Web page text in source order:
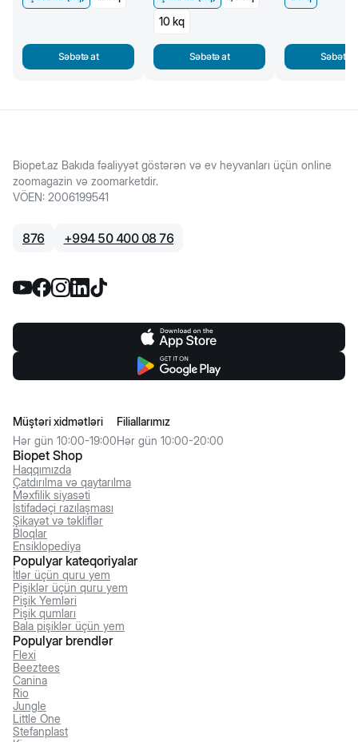
Səbətə at
10 kq
Səbətə at Səbətə
Biopet.az Bakıda fəaliyyət göstərən və ev heyvanları üçün online
zoomagazin və zoomarketdir.
VÖEN: 2006199541
876 +994 50 400 08 76
Biopet Shop
Haqqımızda
Çatdırılma və qaytarılma
Məxfilik siyasəti
İstifadəçi razılaşması
Şikayət və təkliflər
Bloqlar
Ensiklopediya
Müştəri xidmətləri
Hər gün 10:00-19:00
Filiallarımız
Hər gün 10:00-20:00
Populyar kateqoriyalar
İtlər üçün quru yem
Pişiklər üçün quru yem
Pişik Yemləri
Pişik qumları
Bala pişiklər üçün yem
Populyar brendlər
Flexi
Beeztees
Canina
Rio
Jungle
Little One
Stefanplast